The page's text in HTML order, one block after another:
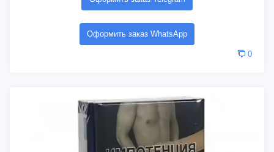
Оформить заказ WhatsApp
0